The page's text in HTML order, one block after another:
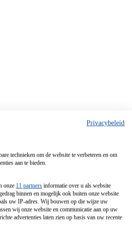
Privacybeleid
technieken om de website te verbeteren en om
aan te bieden.
onze 11 partners informatie over u als website
binnen en mogelijk ook buiten onze website
uw IP-adres. Wij bouwen op die wijze uw
wij onze website en communicatie aan op uw
advertenties laten zien op basis van uw recente